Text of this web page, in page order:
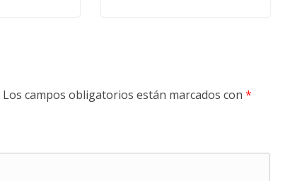
Los campos obligatorios están marcados con *